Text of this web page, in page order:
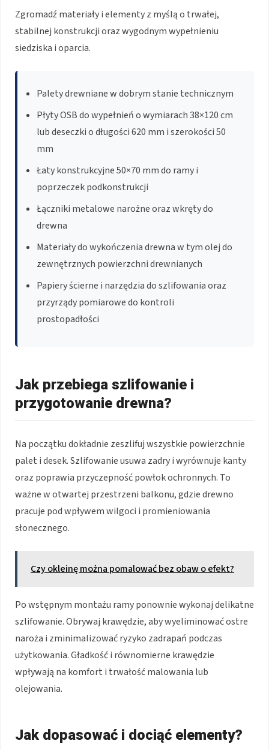
Zgromadź materiały i elementy z myślą o trwałej,
stabilnej konstrukcji oraz wygodnym wypełnieniu
siedziska i oparcia.
Palety drewniane w dobrym stanie technicznym
Płyty OSB do wypełnień o wymiarach 38×120 cm
lub deseczki o długości 620 mm i szerokości 50
mm
Łaty konstrukcyjne 50×70 mm do ramy i
poprzeczek podkonstrukcji
Łączniki metalowe narożne oraz wkręty do
drewna
Materiały do wykończenia drewna w tym olej do
zewnętrznych powierzchni drewnianych
Papiery ścierne i narzędzia do szlifowania oraz
przyrządy pomiarowe do kontroli
prostopadłości
Jak przebiega szlifowanie i
przygotowanie drewna?
Na początku dokładnie zeszlifuj wszystkie powierzchnie
palet i desek. Szlifowanie usuwa zadry i wyrównuje kanty
oraz poprawia przyczepność powłok ochronnych. To
ważne w otwartej przestrzeni balkonu, gdzie drewno
pracuje pod wpływem wilgoci i promieniowania
słonecznego.
Czy okleinę można pomalować bez obaw o efekt?
Po wstępnym montażu ramy ponownie wykonaj delikatne
szlifowanie. Obrywaj krawędzie, aby wyeliminować ostre
naroża i zminimalizować ryzyko zadrapań podczas
użytkowania. Gładkość i równomierne krawędzie
wpływają na komfort i trwałość malowania lub
olejowania.
Jak dopasować i dociąć elementy?